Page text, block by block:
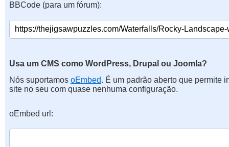
BBCode (para um fórum):
Usa um CMS como WordPress, Drupal ou Joomla?
Nós suportamos oEmbed. É um padrão aberto que permite
site no seu com quase nenhuma configuração.
oEmbed url: